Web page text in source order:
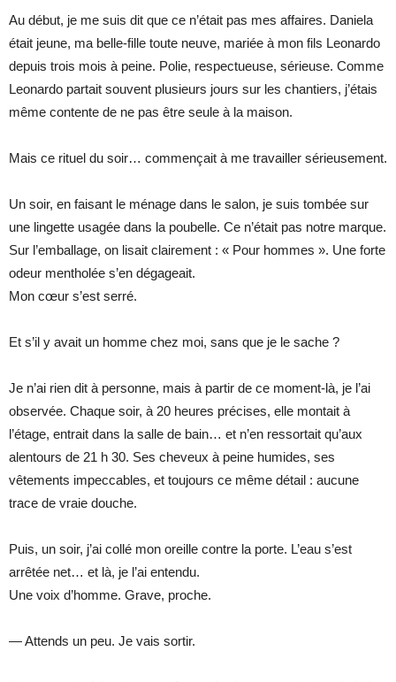
Au début, je me suis dit que ce n’était pas mes affaires. Daniela
était jeune, ma belle-fille toute neuve, mariée à mon fils Leonardo
depuis trois mois à peine. Polie, respectueuse, sérieuse. Comme
Leonardo partait souvent plusieurs jours sur les chantiers, j’étais
même contente de ne pas être seule à la maison.
Mais ce rituel du soir… commençait à me travailler sérieusement.
Un soir, en faisant le ménage dans le salon, je suis tombée sur
une lingette usagée dans la poubelle. Ce n’était pas notre marque.
Sur l’emballage, on lisait clairement : « Pour hommes ». Une forte
odeur mentholée s’en dégageait.
Mon cœur s’est serré.
Et s’il y avait un homme chez moi, sans que je le sache ?
Je n’ai rien dit à personne, mais à partir de ce moment-là, je l’ai
observée. Chaque soir, à 20 heures précises, elle montait à
l’étage, entrait dans la salle de bain… et n’en ressortait qu’aux
alentours de 21 h 30. Ses cheveux à peine humides, ses
vêtements impeccables, et toujours ce même détail : aucune
trace de vraie douche.
Puis, un soir, j’ai collé mon oreille contre la porte. L’eau s’est
arrêtée net… et là, je l’ai entendu.
Une voix d’homme. Grave, proche.
— Attends un peu. Je vais sortir.